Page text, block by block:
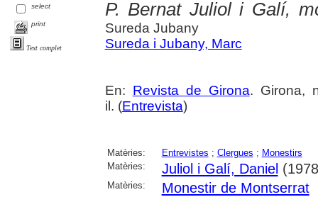
select
print
Text complet
P. Bernat Juliol i Galí,
Sureda Jubany
Sureda i Jubany, Marc
En: Revista de Girona. Girona,
il. (Entrevista)
Matèries: Entrevistes ; Clergues ; Monestirs
Matèries:
Juliol i Galí, Daniel
Matèries: Monestir de Montserrat